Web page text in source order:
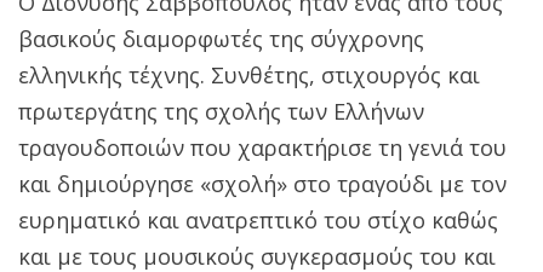
βασικούς διαμορφωτές της σύγχρονης
ελληνικής τέχνης. Συνθέτης, στιχουργός και
πρωτεργάτης της σχολής των Ελλήνων
τραγουδοποιών που χαρακτήρισε τη γενιά του
και δημιούργησε «σχολή» στο τραγούδι με τον
ευρηματικό και ανατρεπτικό του στίχο καθώς
και με τους μουσικούς συγκερασμούς του και